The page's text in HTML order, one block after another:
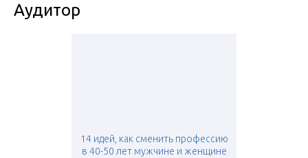
Аудитор
14 идей, как сменить профессию
в 40-50 лет мужчине и женщине